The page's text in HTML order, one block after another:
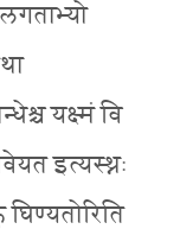
यक्ष्मं वि
इत्यस्थ्नः